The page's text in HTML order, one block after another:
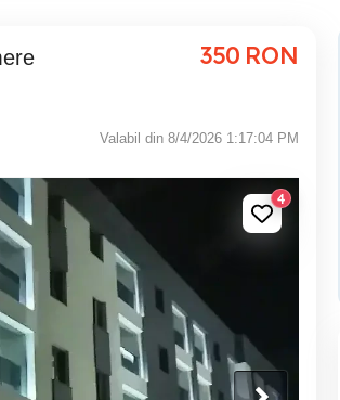
350 RON
Valabil din 8/4/2026 1:17:04 PM
4